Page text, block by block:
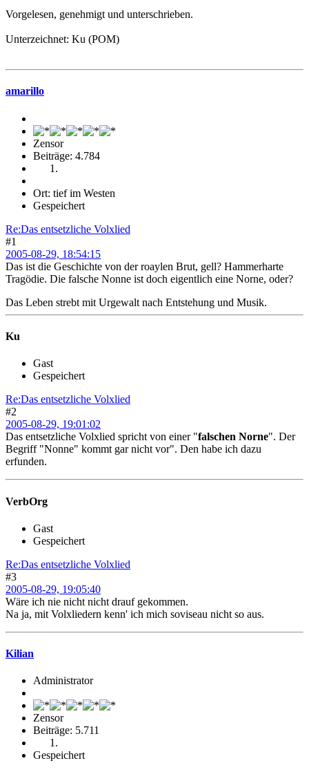
Vorgelesen, genehmigt und unterschrieben.
Unterzeichnet: Ku (POM)
amarillo
Zensor
Beiträge: 4.784
Ort: tief im Westen
Gespeichert
Re:Das entsetzliche Volxlied
#1
2005-08-29, 18:54:15
Das ist die Geschichte von der roaylen Brut, gell? Hammerharte
Tragödie. Die falsche Nonne ist doch eigentlich eine Norne, oder?
Das Leben strebt mit Urgewalt nach Entstehung und Musik.
Ku
Gast
Gespeichert
Re:Das entsetzliche Volxlied
#2
2005-08-29, 19:01:02
Das entsetzliche Volxlied spricht von einer "falschen Norne". Der
Begriff "Nonne" kommt gar nicht vor". Den habe ich dazu
erfunden.
VerbOrg
Gast
Gespeichert
Re:Das entsetzliche Volxlied
#3
2005-08-29, 19:05:40
Wäre ich nie nicht nicht drauf gekommen.
Na ja, mit Volxliedern kenn' ich mich soviseau nicht so aus.
Kilian
Administrator
Zensor
Beiträge: 5.711
Gespeichert